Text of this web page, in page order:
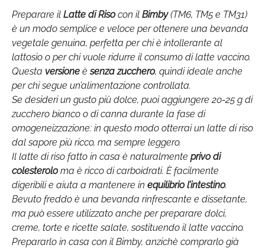
Preparare il Latte di Risocon il Bimby(TM6, TM5 e TM31)
è un modo semplice e veloce per ottenere una bevanda
vegetale genuina, perfetta per chi è intollerante al
lattosio o per chi vuole ridurre il consumo di latte vaccino.
Questa versione èsenza zucchero, quindi ideale anche
per chi segue un’alimentazione controllata.
Se desideri un gusto più dolce, puoi aggiungere 20-25 g di
zucchero bianco o di canna durante la fase di
omogeneizzazione: in questo modo otterrai un latte di riso
dal sapore più ricco, ma sempre leggero.
Il latte di riso fatto in casa è naturalmente privo di
colesteroloma è ricco di carboidrati. È facilmente
digeribili e aiuta a mantenere in equilibrio l’intestino.
Bevuto freddo è una bevanda rinfrescante e dissetante,
ma può essere utilizzato anche per preparare dolci,
creme, torte e ricette salate, sostituendo il latte vaccino.
Prepararlo in casa con il Bimby, anzichè comprarlo già